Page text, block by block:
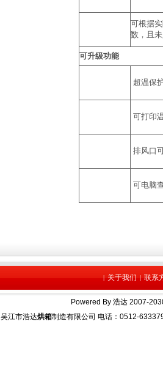
可根据
数，且
可升级功能
超温保
可打印
排风口
可电脑
|关于我们 |联系
Powered By 浩达 2007-
吴江市浩达烘箱制造有限公司 电话：0512-